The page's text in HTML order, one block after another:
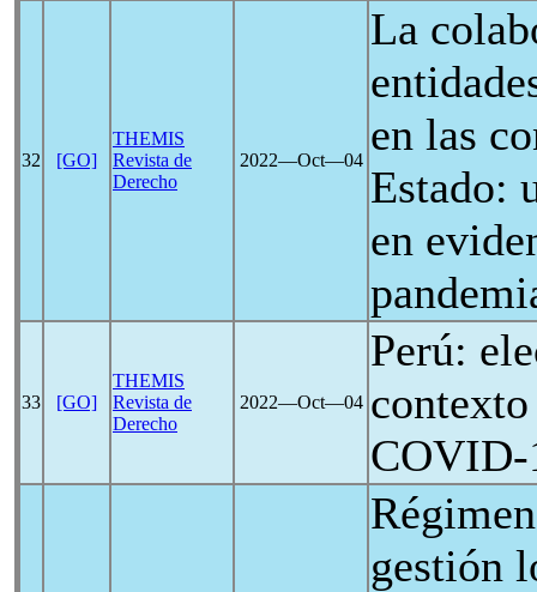
32 [GO]
THEMIS
Revista de
Derecho
2022―Oct―04
La
en las
Estado:
en
33 [GO]
THEMIS
Revista de
Derecho
2022―Oct―04
Perú:
COVID-
gestión